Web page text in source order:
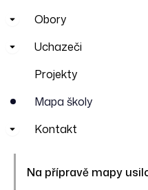
Obory
Uchazeči
Projekty
Mapa školy
Kontakt
Na přípravě mapy